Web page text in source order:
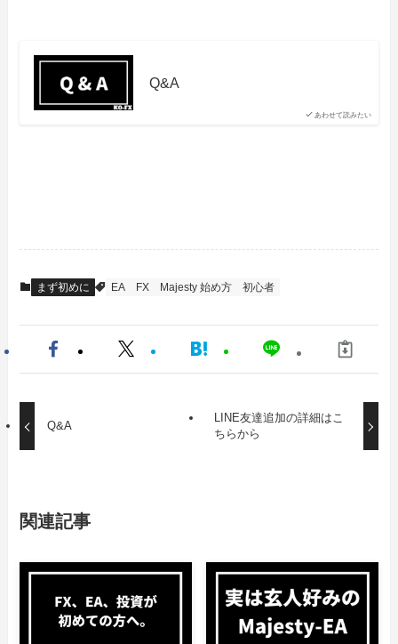
あわせて読みたい
Q&A
まず初めに EA FX Majesty 始め方 初心者
Q&A
LINE友達追加の詳細はこ
ちらから
関連記事